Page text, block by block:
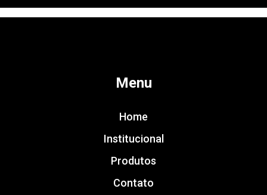
Menu
Home
Institucional
Produtos
Contato